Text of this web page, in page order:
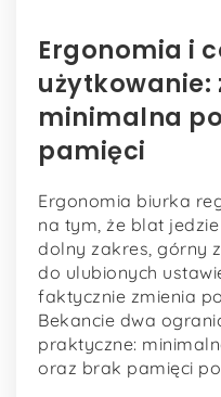
Ergonomia i
użytkowanie:
minimalna
pamięci
Ergonomia biurka
na tym, że blat
dolny zakres, górny
do ulubionych
faktycznie zmienia
Bekancie dwa
praktyczne:
oraz brak pamięci